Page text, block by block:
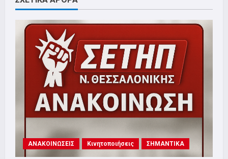
ΑΝΑΚΟΙΝΩΣΕΙΣ Κινητοποιήσεις ΣΗΜΑΝΤΙΚΑ